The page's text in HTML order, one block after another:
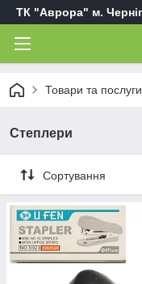
ТК "Аврора" м.
Товари та послуги
Степлери
Сортування